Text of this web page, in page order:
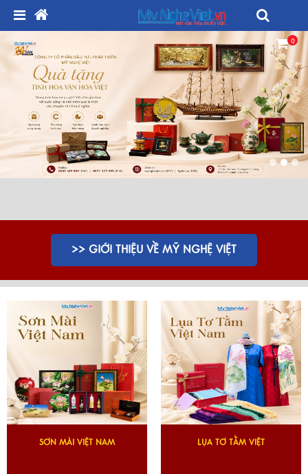
0
>> GIỚI THIỆU VỀ MỸ NGHỆ VIỆT
SƠN MÀI VIỆT NAM LỤA TƠ TẰM VIỆT